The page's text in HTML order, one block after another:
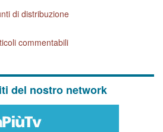
di distribuzione
commentabili
del nostro network